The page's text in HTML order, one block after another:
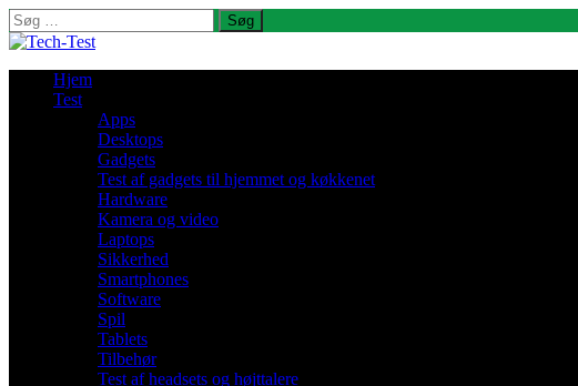
Søg
efter:
Hjem
Test
Apps
Desktops
Gadgets
Test af gadgets til hjemmet og køkkenet
Hardware
Kamera og video
Laptops
Sikkerhed
Smartphones
Software
Spil
Tablets
Tilbehør
Test af headsets og højttalere